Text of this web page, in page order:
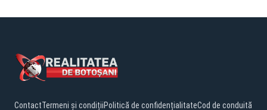
ContactTermeni și condițiiPolitică de confidențialitateCod de conduită